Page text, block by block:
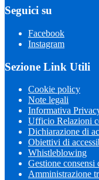
Seguici su
Facebook
Instagram
Sezione Link Utili
Cookie policy
Note legali
Informativa
Ufficio Relazioni
Dichiarazione di
Obiettivi di
Whistleblowing
Gestione consensi
Amministrazione